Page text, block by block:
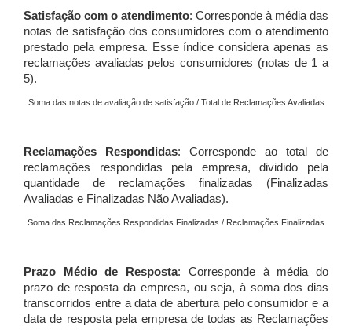
Satisfação com o atendimento: Corresponde à média das
notas de satisfação dos consumidores com o atendimento
prestado pela empresa. Esse índice considera apenas as
reclamações avaliadas pelos consumidores (notas de 1 a
5).
Soma das notas de avaliação de satisfação / Total de Reclamações Avaliadas
Reclamações Respondidas: Corresponde ao total de
reclamações respondidas pela empresa, dividido pela
quantidade de reclamações finalizadas (Finalizadas
Avaliadas e Finalizadas Não Avaliadas).
Soma das Reclamações Respondidas Finalizadas / Reclamações Finalizadas
Prazo Médio de Resposta: Corresponde à média do
prazo de resposta da empresa, ou seja, à soma dos dias
transcorridos entre a data de abertura pelo consumidor e a
data de resposta pela empresa de todas as Reclamações